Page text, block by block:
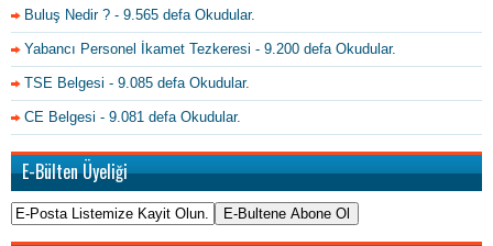
Buluş Nedir ? - 9.565 defa Okudular.
Yabancı Personel İkamet Tezkeresi - 9.200 defa Okudular.
TSE Belgesi - 9.085 defa Okudular.
CE Belgesi - 9.081 defa Okudular.
E-Bülten Üyeliği